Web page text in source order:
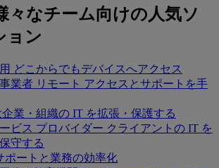
々なチーム向けの人気ソ
ョン
どこからでもデバイスへアクセス
業者 リモート アクセスとサポートを手
企業・組織の IT を拡張・保護する
ビス プロバイダー クライアントの IT を
守する
ポートと業務の効率化